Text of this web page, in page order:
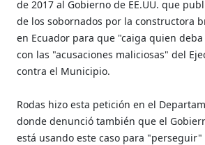
de 2017 al Gobierno de EE.UU. que
de los sobornados por la constructora
en Ecuador para que "caiga quien
con las "acusaciones maliciosas" del
contra el Municipio.
Rodas hizo esta petición en el
donde denunció también que el
está usando este caso para "perseguir"